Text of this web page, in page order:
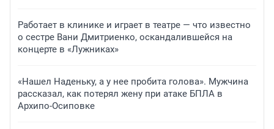
Работает в клинике и играет в театре — что известно
о сестре Вани Дмитриенко, оскандалившейся на
концерте в «Лужниках»
«Нашел Наденьку, а у нее пробита голова». Мужчина
рассказал, как потерял жену при атаке БПЛА в
Архипо-Осиповке